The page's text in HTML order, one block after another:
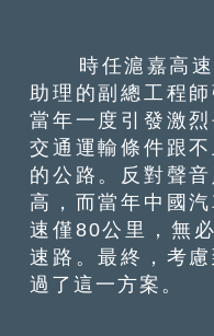
時任滬嘉高速
助理的副總工程
當年一度引發激
交通運輸條件跟
的公路。反對聲
高，而當年中國
速僅80公里，無
速路。最終，考
過了這一方案。